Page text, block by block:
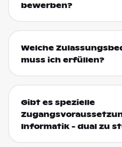
bewerben?
Welche
muss ich erfüllen?
Gibt es spezielle
Informatik - dual zu